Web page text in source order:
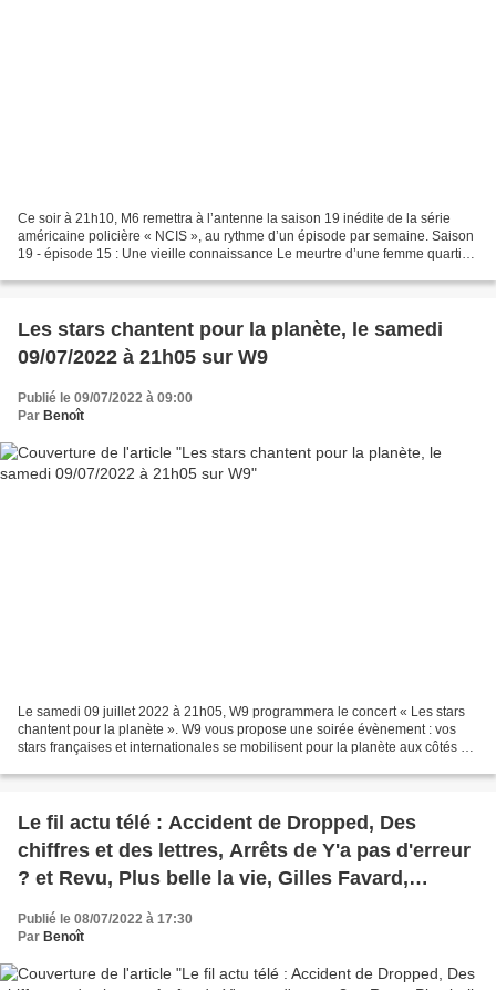
Ce soir à 21h10, M6 remettra à l’antenne la saison 19 inédite de la série
américaine policière « NCIS », au rythme d’un épisode par semaine. Saison
19 - épisode 15 : Une vieille connaissance Le meurtre d’une femme quartier-
Les stars chantent pour la planète, le samedi
09/07/2022 à 21h05 sur W9
Publié le 09/07/2022 à 09:00
Par Benoît
Le samedi 09 juillet 2022 à 21h05, W9 programmera le concert « Les stars
chantent pour la planète ». W9 vous propose une soirée évènement : vos
stars françaises et internationales se mobilisent pour la planète aux côtés de
Le fil actu télé : Accident de Dropped, Des
chiffres et des lettres, Arrêts de Y'a pas d'erreur
? et Revu, Plus belle la vie, Gilles Favard,
Radios
Publié le 08/07/2022 à 17:30
Par Benoît